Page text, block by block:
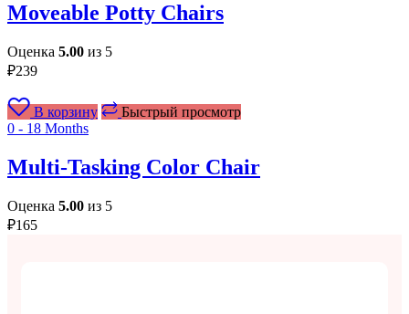
Moveable Potty Chairs
Оценка 5.00 из 5
₽239
В корзину
Быстрый просмотр
0 - 18 Months
Multi-Tasking Color Chair
Оценка 5.00 из 5
₽165